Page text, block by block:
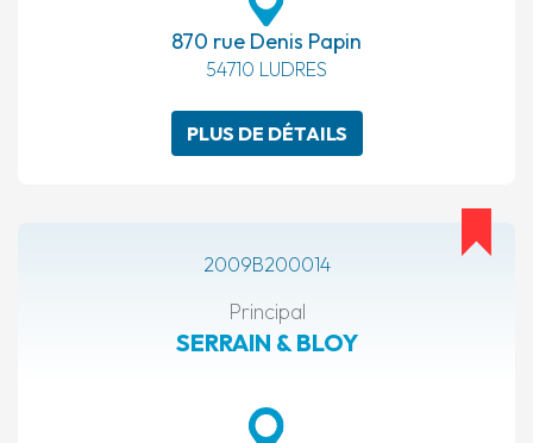
870 rue Denis Papin
54710 LUDRES
PLUS DE DÉTAILS
2009B200014
Principal
SERRAIN & BLOY